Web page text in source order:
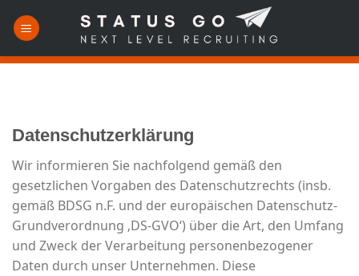
Datenschutzerklärung
Wir informieren Sie nachfolgend gemäß den
gesetzlichen Vorgaben des Datenschutzrechts (insb.
gemäß BDSG n.F. und der europäischen Datenschutz-
Grundverordnung ‚DS-GVO‘) über die Art, den Umfang
und Zweck der Verarbeitung personenbezogener
Daten durch unser Unternehmen. Diese